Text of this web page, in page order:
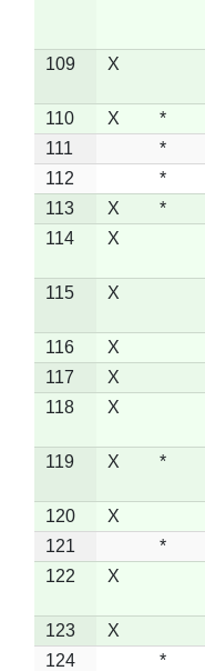
109 X
110 X *
111
*
112
*
113
X *
114
X
115 X
116 X
117
X
118
X
119 X *
120 X
121
*
122
X
123 X
124
*